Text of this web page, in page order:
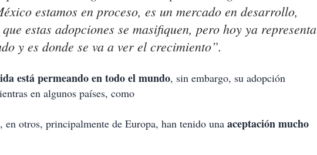
estamos en proceso, es un mercado en desarrollo,
estas adopciones se masifiquen, pero hoy ya representa
y es donde se va a ver el crecimiento”.
está permeando en todo el mundo, sin embargo, su adopción
en algunos países, como
, en otros, principalmente de Europa, han tenido una aceptación mucho